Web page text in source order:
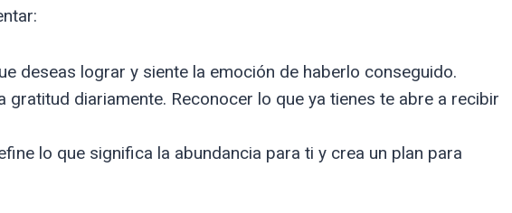
deseas lograr y siente la emoción de haberlo conseguido.
gratitud diariamente. Reconocer lo que ya tienes te abre a recibir
lo que significa la abundancia para ti y crea un plan para